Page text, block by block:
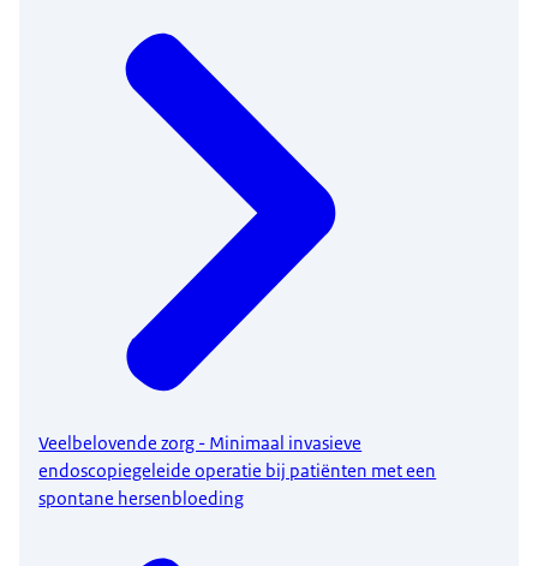
Veelbelovende zorg - Minimaal invasieve
endoscopiegeleide operatie bij patiënten met een
spontane hersenbloeding